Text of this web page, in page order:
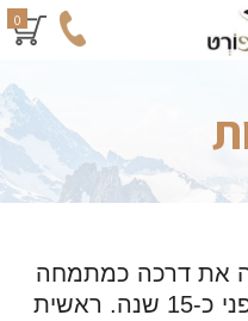
0
את דרכה כמתמחה
בייצור מוצרים מרופדים לפני כ-15 שנה. ראשית